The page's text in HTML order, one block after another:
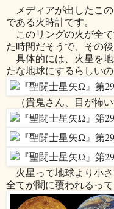
メディアが出したこ
である火時計です。
このリングの火が全
た時間だそうで、その
具体的には、火星を
たな地球にするらしい
（貴鬼さん、目が怖
火星って地球より小
全てが闇に覆われるっ